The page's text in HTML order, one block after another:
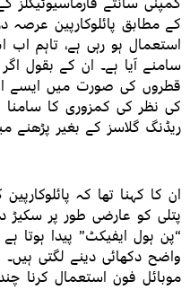
کے مطابق پائلوکارپین عرصہ
استعمال ہو رہی ہے، تاہم
سامنے آیا ہے۔ ان کے بقول
قطروں کی صورت میں ایسے
کی نظر کی کمزوری کا سامنا
ریڈنگ گلاسز کے بغیر
ان کا کہنا تھا کہ
پتلی کو عارضی طور پر
“پن ہول ایفیکٹ” پیدا ہوتا
واضح دکھائی دینے لگتی
موبائل فون استعمال کرنا